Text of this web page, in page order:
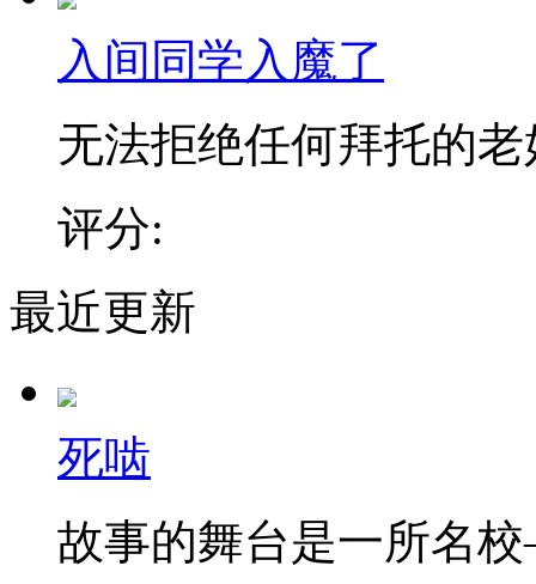
入间同学入魔了
无法拒绝任何拜托的老
评分:
最近更新
死啮
故事的舞台是一所名